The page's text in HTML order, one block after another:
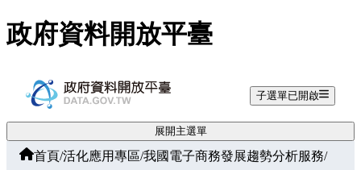
跳至主要內容
政府資料開放平臺
子選單已開啟
展開主選單
首頁/活化應用專區/我國電子商務發展趨勢分析服務/